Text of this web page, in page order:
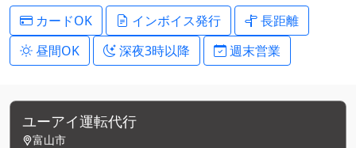
カードOK インボイス発行
長距離
昼間OK
深夜3時以降 週末営業
ユーアイ運転代行
富山市